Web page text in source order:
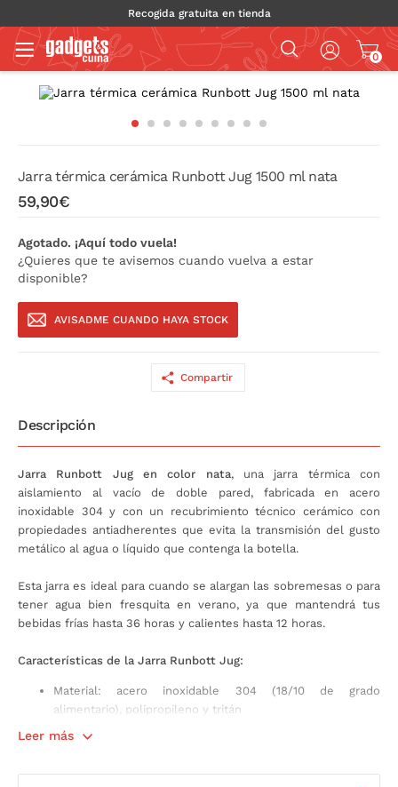
Recogida gratuita en tienda
0
Jarra térmica cerámica Runbott Jug 1500 ml nata
59,90€
Agotado. ¡Aquí todo vuela!
¿Quieres que te avisemos cuando vuelva a estar
disponible?
AVISADME CUANDO HAYA STOCK
Compartir
Descripción
Jarra Runbott Jug en color nata, una jarra térmica con
aislamiento al vacío de doble pared, fabricada en acero
inoxidable 304 y con un recubrimiento técnico cerámico con
propiedades antiadherentes que evita la transmisión del gusto
metálico al agua o líquido que contenga la botella.
Esta jarra es ideal para cuando se alargan las sobremesas o para
tener agua bien fresquita en verano, ya que mantendrá tus
bebidas frías hasta 36 horas y calientes hasta 12 horas.
Características de la Jarra Runbott Jug:
Material: acero inoxidable 304 (18/10 de grado
alimentario), polipropileno y tritán
Tratamiento interior: recubrimiento técnico cerámico
Leer más